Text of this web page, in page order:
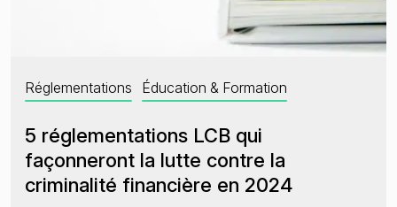
Réglementations Éducation & Formation
5 réglementations LCB qui
façonneront la lutte contre la
criminalité financière en 2024